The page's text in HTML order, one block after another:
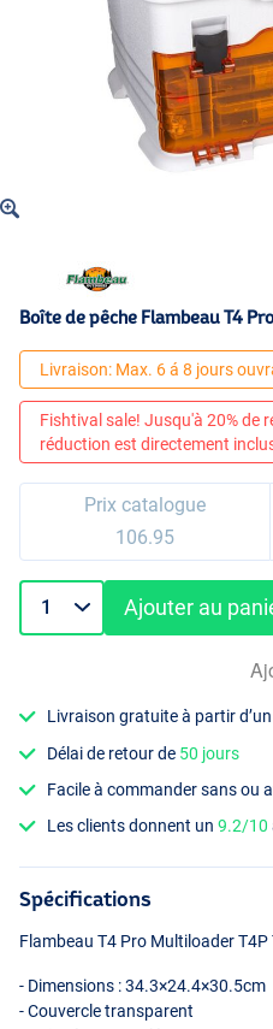
Boîte de pêche Flambeau T4
Livraison: Max. 6 á 8 jours
Fishtival sale! Jusqu'à 20% de
réduction est directement
Prix catalogue
106.95
Ajouter au
Livraison gratuite à partir
Délai de retour de 50 jours
Facile à commander sans ou
Les clients donnent un9.2/10
Spécifications
Flambeau T4 Pro Multiloader T4P
- Dimensions : 34.3×24.4×30.5cm
- Couvercle transparent